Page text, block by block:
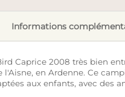
Informations
Caprice 2008 très bien
l'Aisne, en Ardenne. Ce
aux enfants, avec des